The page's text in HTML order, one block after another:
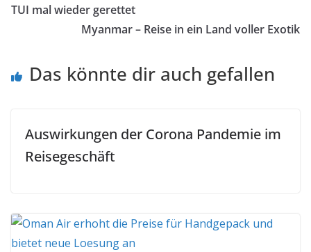
TUI mal wieder gerettet
Myanmar – Reise in ein Land voller Exotik
Das könnte dir auch gefallen
Auswirkungen der Corona Pandemie im
Reisegeschäft